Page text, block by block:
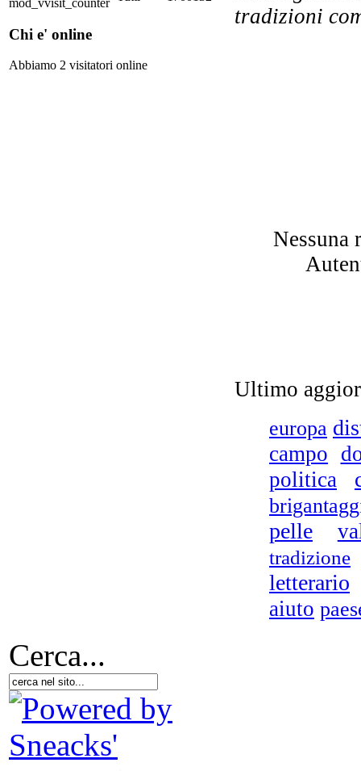
Chi e' online
Abbiamo 2 visitatori online
tradizioni
Nessuna
Ultimo
europa
campo
politica
pelle
tradizione
letterario
aiuto
Cerca...